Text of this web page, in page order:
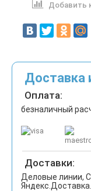
Добавить
Доставка
Оплата:
безналичный
Доставки:
Деловые линии,
Яндекс.Доставка.